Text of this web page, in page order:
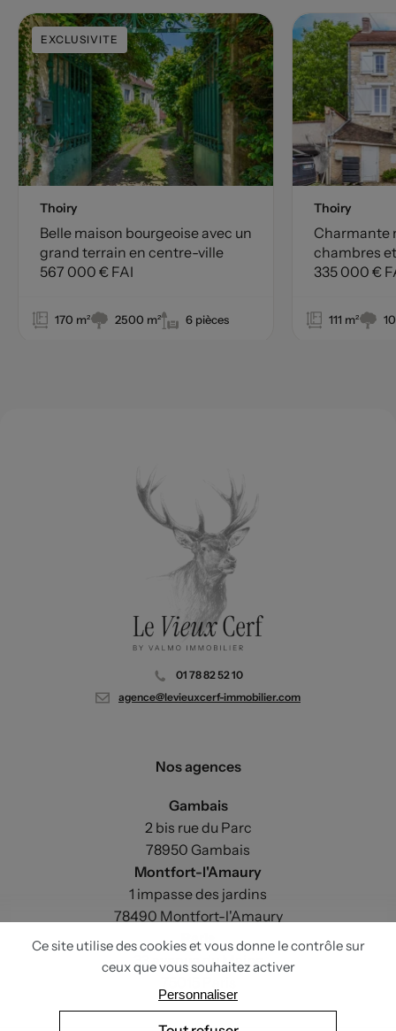
EXCLUSIVITE
Thoiry
Belle maison bourgeoise avec un
grand terrain en centre-ville
567 000 € FAI
170 m² 2500 m² 6 pièces
Thoiry
Charmante
chambres
335 000 €
111 m²
01 78 82 52 10
agence@levieuxcerf-immobilier.com
Nos agences
Gambais
2 bis rue du Parc
78950 Gambais
Montfort-l'Amaury
1 impasse des jardins
78490 Montfort-l'Amaury
Paris
33 avenue du Maine